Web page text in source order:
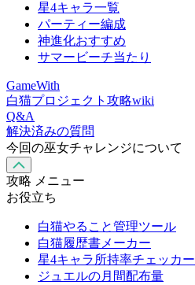
星4キャラ一覧
パーティー編成
神進化おすすめ
サマービーチ当たり
GameWith
白猫プロジェクト攻略wiki
Q&A
解決済みの質問
今回の巫女チャレンジについて
攻略 メニュー
お役立ち
白猫やること管理ツール
白猫履歴書メーカー
星4キャラ所持率チェッカー
ジュエルの月間配布量